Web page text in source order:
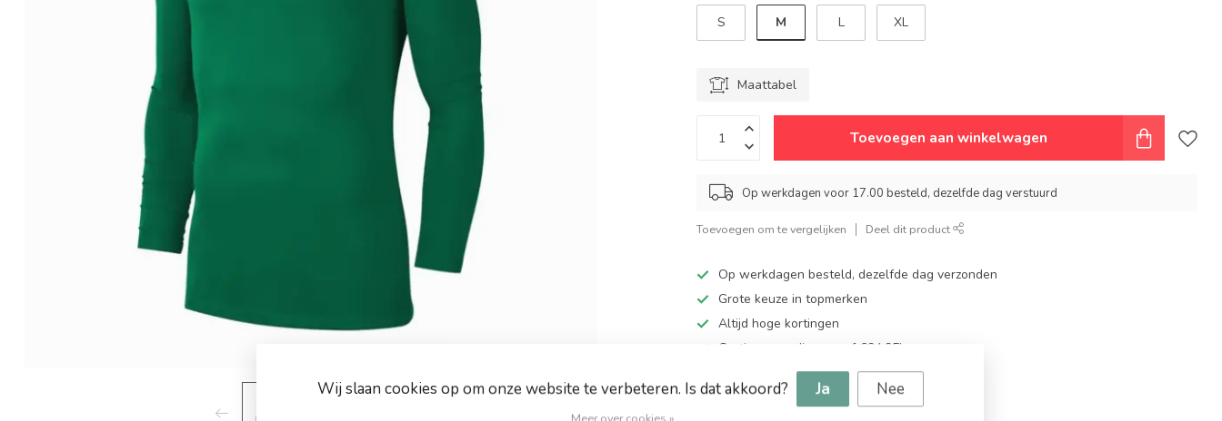
S M L XL
Maattabel
Toevoegen aan winkelwagen
Op werkdagen voor 17.00 besteld, dezelfde dag verstuurd
Toevoegen om te vergelijken Deel dit product
Op werkdagen besteld, dezelfde dag verzonden
Grote keuze in topmerken
Altijd hoge kortingen
Gratis verzending vanaf €94,95!
Wij slaan cookies op om onze website te verbeteren. Is dat akkoord? Ja Nee
Meer over cookies »